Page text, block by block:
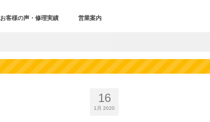
お客様の声・修理実績 営業案内
16
1月 2020